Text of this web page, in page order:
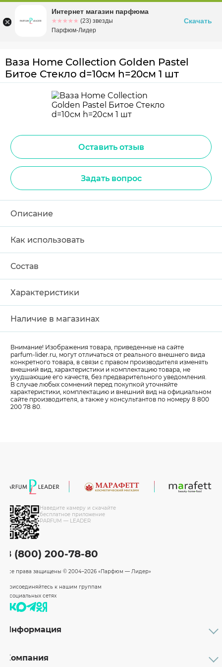
Омскул. Заозерная, 11, к. 1
Ваза Home Collection Golden Pastel
Битое Стекло d=10см h=20см 1 шт
Оставить отзыв
Задать вопрос
Описание
Как использовать
Состав
Характеристики
Наличие в магазинах
Внимание! Изображения товара, приведенные на сайте
parfum-lider.ru, могут отличаться от реального внешнего вида
конкретного товара, в связи с правом производителя изменять
внешний вид, характеристики и комплектацию товара, не
ухудшающие его качеств, без предварительного уведомления.
В случае любых сомнений перед покупкой уточняйте
характеристики, комплектацию и внешний вид на официальном
сайте производителя, а также у консультантов по номеру 8 800
200 78 80.
Наведите камеру и скачайте
бесплатное приложение
PARFUM — LEADER
8 (800) 200-78-80
Все права защищены © 2004–2026 «Парфюм — Лидер»
Присоединяйтесь к нашим группам
в социальных сетях
Информация
Бренды
Компания
Интернет магазин парфюма
☆☆☆☆☆
★★★★★ (23) звезды
Парфюм-Лидер
Скачать